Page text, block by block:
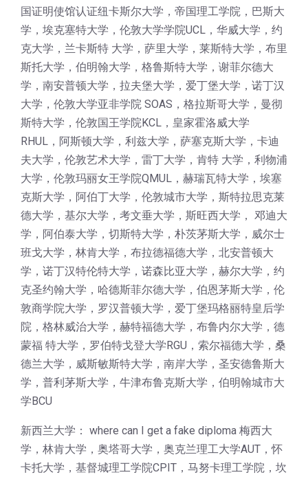
国证明使馆认证纽卡斯尔大学，帝国理工学院，巴斯大
学，埃克塞特大学，伦敦大学学院UCL，华威大学，约
克大学，兰卡斯特 大学，萨里大学，莱斯特大学，布里
斯托大学，伯明翰大学，格鲁斯特大学，谢菲尔德大
学，南安普顿大学，拉夫堡大学，爱丁堡大学，诺丁汉
大学，伦敦大学亚非学院 SOAS，格拉斯哥大学，曼彻
斯特大学，伦敦国王学院KCL，皇家霍洛威大学
RHUL，阿斯顿大学，利兹大学，萨塞克斯大学，卡迪
夫大学，伦敦艺术大学，雷丁大学，肯特 大学，利物浦
大学，伦敦玛丽女王学院QMUL，赫瑞瓦特大学，埃塞
克斯大学，阿伯丁大学，伦敦城市大学，斯特拉思克莱
德大学，基尔大学，考文垂大学，斯旺西大学， 邓迪大
学，阿伯泰大学，切斯特大学，朴茨茅斯大学，威尔士
班戈大学，林肯大学，布拉德福德大学，北安普顿大
学，诺丁汉特伦特大学，诺森比亚大学，赫尔大学，约
克圣约翰大学，哈德斯菲尔德大学，伯恩茅斯大学，伦
敦商学院大学，罗汉普顿大学，爱丁堡玛格丽特皇后学
院，格林威治大学，赫特福德大学，布鲁内尔大学，德
蒙福 特大学，罗伯特戈登大学RGU，索尔福德大学，桑
德兰大学，威斯敏斯特大学，南岸大学，圣安德鲁斯大
学，普利茅斯大学，牛津布鲁克斯大学，伯明翰城市大
学BCU
新西兰大学： where can I get a fake diploma 梅西大
学，林肯大学，奥塔哥大学，奥克兰理工大学AUT，怀
卡托大学，基督城理工学院CPIT，马努卡理工学院，坎